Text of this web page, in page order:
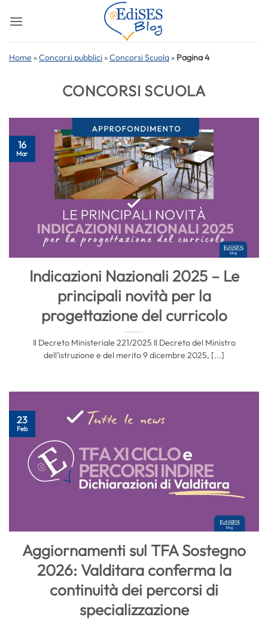
Home »Concorsi pubblici »Concorsi Scuola » Pagina 4
CONCORSI SCUOLA
Indicazioni Nazionali 2025 – Le
principali novità per la
progettazione del curricolo
Il Decreto Ministeriale 221/2025 Il Decreto del Ministro
dell’istruzione e del merito 9 dicembre 2025, [...]
16
Mar
Aggiornamenti sul TFA Sostegno
2026: Valditara conferma la
continuità dei percorsi di
specializzazione
23
Feb